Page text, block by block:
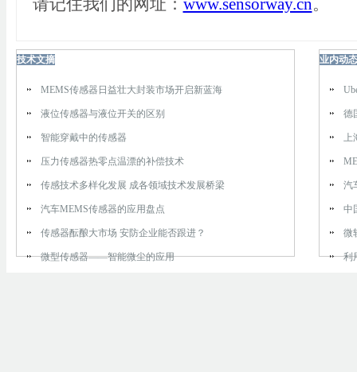
请记住我们的网址： www.sensorway.cn。
技术文摘
MEMS传感器日益壮大封装市场开启新蓝海
液位传感器与液位开关的区别
智能穿戴中的传感器
压力传感器热零点温漂的补偿技术
传感技术多样化发展 成各领域技术发展桥梁
汽车MEMS传感器的应用盘点
传感器酝酿大市场 安防企业能否跟进？
微型传感器——智能微尘的应用
业内动态
德
上
汽
中
微
利